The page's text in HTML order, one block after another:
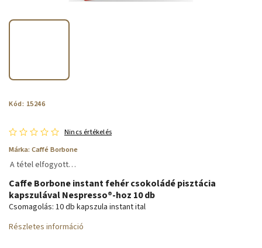
Kód: 15246
Nincs értékelés
Márka: Caffé Borbone
A tétel elfogyott…
Caffe Borbone instant fehér csokoládé pisztácia
kapszulával Nespresso®-hoz 10 db
Csomagolás: 10 db kapszula instant ital
Részletes információ